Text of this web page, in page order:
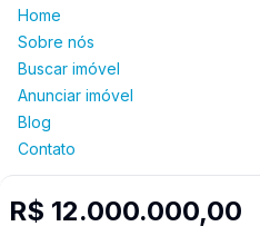
R$ 12.000.000,00
Home
Sobre nós
Buscar imóvel
Anunciar imóvel
Blog
Contato